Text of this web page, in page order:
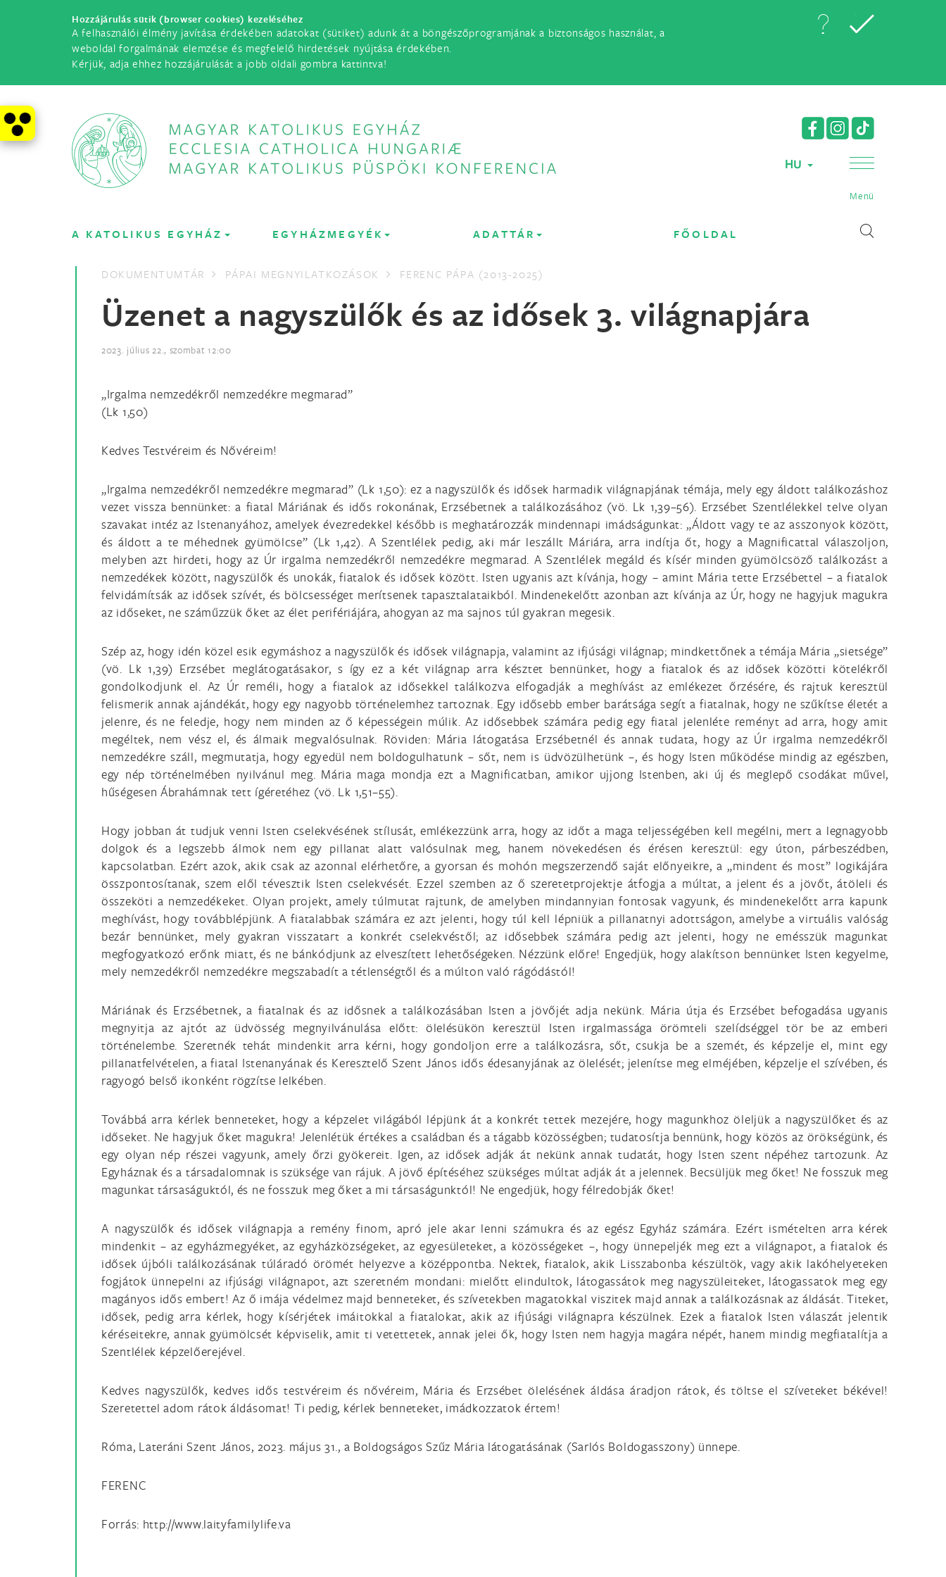
Hozzájárulás sütik (browser cookies) kezeléséhez
A felhasználói élmény javítása érdekében adatokat (sütiket) adunk át a böngészőprogramjának a biztonságos használat, a
weboldal forgalmának elemzése és megfelelő hirdetések nyújtása érdekében.
Kérjük, adja ehhez hozzájárulását a jobb oldali gombra kattintva!
HU
Menü
A KATOLIKUS EGYHÁZ EGYHÁZMEGYÉK ADATTÁR FŐOLDAL
DOKUMENTUMTÁR PÁPAI MEGNYILATKOZÁSOK FERENC PÁPA (2013-2025)
Üzenet a nagyszülők és az idősek 3. világnapjára
2023. július 22., szombat 12:00
„Irgalma nemzedékről nemzedékre megmarad”
(Lk 1,50)
Kedves Testvéreim és Nővéreim!
„Irgalma nemzedékről nemzedékre megmarad” (Lk 1,50): ez a nagyszülők és idősek harmadik világnapjának témája, mely egy áldott találkozáshoz
vezet vissza bennünket: a fiatal Máriának és idős rokonának, Erzsébetnek a találkozásához (vö. Lk 1,39–56). Erzsébet Szentlélekkel telve olyan
szavakat intéz az Istenanyához, amelyek évezredekkel később is meghatározzák mindennapi imádságunkat: „Áldott vagy te az asszonyok között,
és áldott a te méhednek gyümölcse” (Lk 1,42). A Szentlélek pedig, aki már leszállt Máriára, arra indítja őt, hogy a Magnificattal válaszoljon,
melyben azt hirdeti, hogy az Úr irgalma nemzedékről nemzedékre megmarad. A Szentlélek megáld és kísér minden gyümölcsöző találkozást a
nemzedékek között, nagyszülők és unokák, fiatalok és idősek között. Isten ugyanis azt kívánja, hogy – amint Mária tette Erzsébettel – a fiatalok
felvidámítsák az idősek szívét, és bölcsességet merítsenek tapasztalataikból. Mindenekelőtt azonban azt kívánja az Úr, hogy ne hagyjuk magukra
az időseket, ne száműzzük őket az élet perifériájára, ahogyan az ma sajnos túl gyakran megesik.
Szép az, hogy idén közel esik egymáshoz a nagyszülők és idősek világnapja, valamint az ifjúsági világnap; mindkettőnek a témája Mária „sietsége”
(vö. Lk 1,39) Erzsébet meglátogatásakor, s így ez a két világnap arra késztet bennünket, hogy a fiatalok és az idősek közötti kötelékről
gondolkodjunk el. Az Úr reméli, hogy a fiatalok az idősekkel találkozva elfogadják a meghívást az emlékezet őrzésére, és rajtuk keresztül
felismerik annak ajándékát, hogy egy nagyobb történelemhez tartoznak. Egy idősebb ember barátsága segít a fiatalnak, hogy ne szűkítse életét a
jelenre, és ne feledje, hogy nem minden az ő képességein múlik. Az idősebbek számára pedig egy fiatal jelenléte reményt ad arra, hogy amit
megéltek, nem vész el, és álmaik megvalósulnak. Röviden: Mária látogatása Erzsébetnél és annak tudata, hogy az Úr irgalma nemzedékről
nemzedékre száll, megmutatja, hogy egyedül nem boldogulhatunk – sőt, nem is üdvözülhetünk –, és hogy Isten működése mindig az egészben,
egy nép történelmében nyilvánul meg. Mária maga mondja ezt a Magnificatban, amikor ujjong Istenben, aki új és meglepő csodákat művel,
hűségesen Ábrahámnak tett ígéretéhez (vö. Lk 1,51–55).
Hogy jobban át tudjuk venni Isten cselekvésének stílusát, emlékezzünk arra, hogy az időt a maga teljességében kell megélni, mert a legnagyobb
dolgok és a legszebb álmok nem egy pillanat alatt valósulnak meg, hanem növekedésen és érésen keresztül: egy úton, párbeszédben,
kapcsolatban. Ezért azok, akik csak az azonnal elérhetőre, a gyorsan és mohón megszerzendő saját előnyeikre, a „mindent és most” logikájára
összpontosítanak, szem elől tévesztik Isten cselekvését. Ezzel szemben az ő szeretetprojektje átfogja a múltat, a jelent és a jövőt, átöleli és
összeköti a nemzedékeket. Olyan projekt, amely túlmutat rajtunk, de amelyben mindannyian fontosak vagyunk, és mindenekelőtt arra kapunk
meghívást, hogy továbblépjünk. A fiatalabbak számára ez azt jelenti, hogy túl kell lépniük a pillanatnyi adottságon, amelybe a virtuális valóság
bezár bennünket, mely gyakran visszatart a konkrét cselekvéstől; az idősebbek számára pedig azt jelenti, hogy ne emésszük magunkat
megfogyatkozó erőnk miatt, és ne bánkódjunk az elveszített lehetőségeken. Nézzünk előre! Engedjük, hogy alakítson bennünket Isten kegyelme,
mely nemzedékről nemzedékre megszabadít a tétlenségtől és a múlton való rágódástól!
Máriának és Erzsébetnek, a fiatalnak és az idősnek a találkozásában Isten a jövőjét adja nekünk. Mária útja és Erzsébet befogadása ugyanis
megnyitja az ajtót az üdvösség megnyilvánulása előtt: ölelésükön keresztül Isten irgalmassága örömteli szelídséggel tör be az emberi
történelembe. Szeretnék tehát mindenkit arra kérni, hogy gondoljon erre a találkozásra, sőt, csukja be a szemét, és képzelje el, mint egy
pillanatfelvételen, a fiatal Istenanyának és Keresztelő Szent János idős édesanyjának az ölelését; jelenítse meg elméjében, képzelje el szívében, és
ragyogó belső ikonként rögzítse lelkében.
Továbbá arra kérlek benneteket, hogy a képzelet világából lépjünk át a konkrét tettek mezejére, hogy magunkhoz öleljük a nagyszülőket és az
időseket. Ne hagyjuk őket magukra! Jelenlétük értékes a családban és a tágabb közösségben; tudatosítja bennünk, hogy közös az örökségünk, és
egy olyan nép részei vagyunk, amely őrzi gyökereit. Igen, az idősek adják át nekünk annak tudatát, hogy Isten szent népéhez tartozunk. Az
Egyháznak és a társadalomnak is szüksége van rájuk. A jövő építéséhez szükséges múltat adják át a jelennek. Becsüljük meg őket! Ne fosszuk meg
magunkat társaságuktól, és ne fosszuk meg őket a mi társaságunktól! Ne engedjük, hogy félredobják őket!
A nagyszülők és idősek világnapja a remény finom, apró jele akar lenni számukra és az egész Egyház számára. Ezért ismételten arra kérek
mindenkit – az egyházmegyéket, az egyházközségeket, az egyesületeket, a közösségeket –, hogy ünnepeljék meg ezt a világnapot, a fiatalok és
idősek újbóli találkozásának túláradó örömét helyezve a középpontba. Nektek, fiatalok, akik Lisszabonba készültök, vagy akik lakóhelyeteken
fogjátok ünnepelni az ifjúsági világnapot, azt szeretném mondani: mielőtt elindultok, látogassátok meg nagyszüleiteket, látogassatok meg egy
magányos idős embert! Az ő imája védelmez majd benneteket, és szívetekben magatokkal viszitek majd annak a találkozásnak az áldását. Titeket,
idősek, pedig arra kérlek, hogy kísérjétek imáitokkal a fiatalokat, akik az ifjúsági világnapra készülnek. Ezek a fiatalok Isten válaszát jelentik
kéréseitekre, annak gyümölcsét képviselik, amit ti vetettetek, annak jelei ők, hogy Isten nem hagyja magára népét, hanem mindig megfiatalítja a
Szentlélek képzelőerejével.
Kedves nagyszülők, kedves idős testvéreim és nővéreim, Mária és Erzsébet ölelésének áldása áradjon rátok, és töltse el szíveteket békével!
Szeretettel adom rátok áldásomat! Ti pedig, kérlek benneteket, imádkozzatok értem!
Róma, Lateráni Szent János, 2023. május 31., a Boldogságos Szűz Mária látogatásának (Sarlós Boldogasszony) ünnepe.
FERENC
Forrás: http://www.laityfamilylife.va